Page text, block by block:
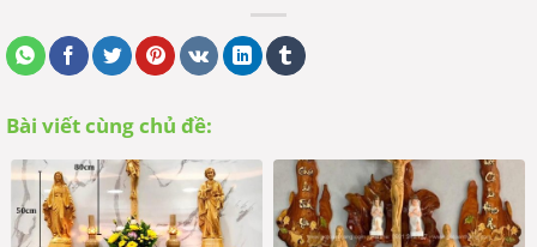
Bài viết cùng chủ đề: